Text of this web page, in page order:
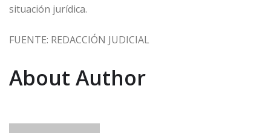
situación jurídica.
FUENTE: REDACCIÓN JUDICIAL
About Author